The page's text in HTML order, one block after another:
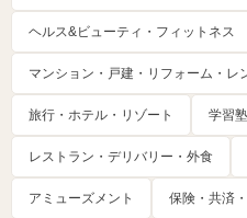
ヘルス&ビューティ・フィットネス
マンション・戸建・リフォーム・レ
旅行・ホテル・リゾート 学習
レストラン・デリバリー・外食
アミューズメント 保険・共済